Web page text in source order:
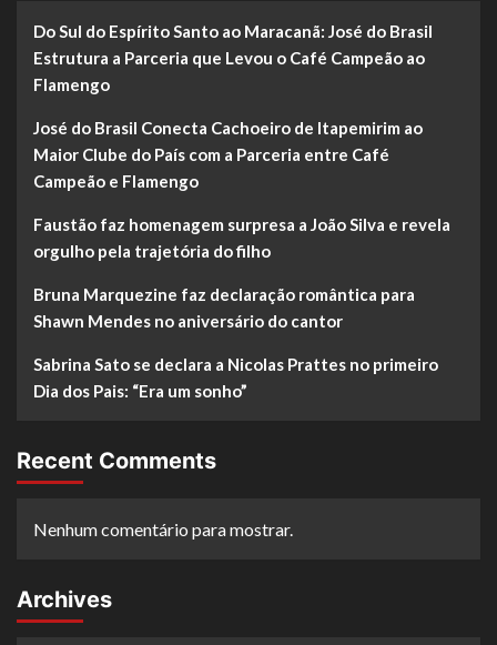
Do Sul do Espírito Santo ao Maracanã: José do Brasil
Estrutura a Parceria que Levou o Café Campeão ao
Flamengo
José do Brasil Conecta Cachoeiro de Itapemirim ao
Maior Clube do País com a Parceria entre Café
Campeão e Flamengo
Faustão faz homenagem surpresa a João Silva e revela
orgulho pela trajetória do filho
Bruna Marquezine faz declaração romântica para
Shawn Mendes no aniversário do cantor
Sabrina Sato se declara a Nicolas Prattes no primeiro
Dia dos Pais: “Era um sonho”
Recent Comments
Nenhum comentário para mostrar.
Archives